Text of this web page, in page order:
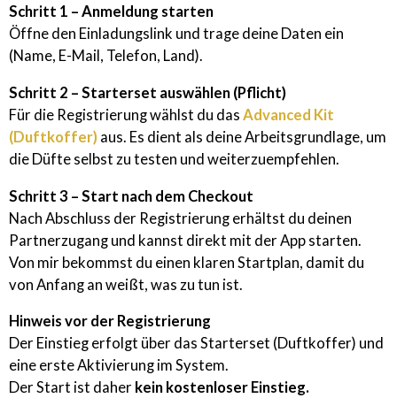
Schritt 1 – Anmeldung starten
Öffne den Einladungslink und trage deine Daten ein
(Name, E-Mail, Telefon, Land).
Schritt 2 – Starterset auswählen (Pflicht)
Für die Registrierung wählst du das Advanced Kit
(Duftkoffer) aus. Es dient als deine Arbeitsgrundlage, um
die Düfte selbst zu testen und weiterzuempfehlen.
Schritt 3 – Start nach dem Checkout
Nach Abschluss der Registrierung erhältst du deinen
Partnerzugang und kannst direkt mit der App starten.
Von mir bekommst du einen klaren Startplan, damit du
von Anfang an weißt, was zu tun ist.
Hinweis vor der Registrierung
Der Einstieg erfolgt über das Starterset (Duftkoffer) und
eine erste Aktivierung im System.
Der Start ist daher kein kostenloser Einstieg.